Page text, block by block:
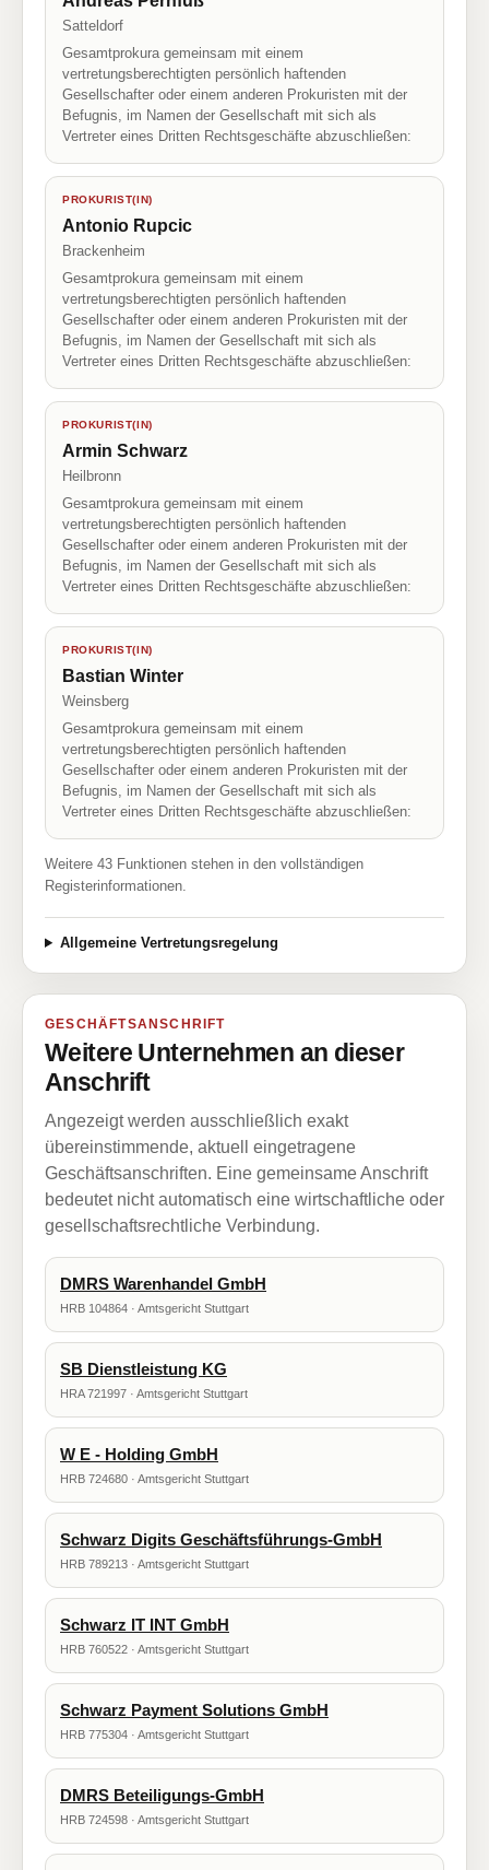
Satteldorf
Gesamtprokura gemeinsam mit einem
vertretungsberechtigten persönlich haftenden
Gesellschafter oder einem anderen Prokuristen mit der
Befugnis, im Namen der Gesellschaft mit sich als
Vertreter eines Dritten Rechtsgeschäfte abzuschließen:
PROKURIST(IN)
Antonio Rupcic
Brackenheim
Gesamtprokura gemeinsam mit einem
vertretungsberechtigten persönlich haftenden
Gesellschafter oder einem anderen Prokuristen mit der
Befugnis, im Namen der Gesellschaft mit sich als
Vertreter eines Dritten Rechtsgeschäfte abzuschließen:
PROKURIST(IN)
Armin Schwarz
Heilbronn
Gesamtprokura gemeinsam mit einem
vertretungsberechtigten persönlich haftenden
Gesellschafter oder einem anderen Prokuristen mit der
Befugnis, im Namen der Gesellschaft mit sich als
Vertreter eines Dritten Rechtsgeschäfte abzuschließen:
PROKURIST(IN)
Bastian Winter
Weinsberg
Gesamtprokura gemeinsam mit einem
vertretungsberechtigten persönlich haftenden
Gesellschafter oder einem anderen Prokuristen mit der
Befugnis, im Namen der Gesellschaft mit sich als
Vertreter eines Dritten Rechtsgeschäfte abzuschließen:
Weitere 43 Funktionen stehen in den vollständigen
Registerinformationen.
Allgemeine Vertretungsregelung
GESCHÄFTSANSCHRIFT
Weitere Unternehmen an dieser
Anschrift
Angezeigt werden ausschließlich exakt
übereinstimmende, aktuell eingetragene
Geschäftsanschriften. Eine gemeinsame Anschrift
bedeutet nicht automatisch eine wirtschaftliche oder
gesellschaftsrechtliche Verbindung.
DMRS Warenhandel GmbH
HRB 104864 · Amtsgericht Stuttgart
SB Dienstleistung KG
HRA 721997 · Amtsgericht Stuttgart
W E - Holding GmbH
HRB 724680 · Amtsgericht Stuttgart
Schwarz Digits Geschäftsführungs-GmbH
HRB 789213 · Amtsgericht Stuttgart
Schwarz IT INT GmbH
HRB 760522 · Amtsgericht Stuttgart
Schwarz Payment Solutions GmbH
HRB 775304 · Amtsgericht Stuttgart
DMRS Beteiligungs-GmbH
HRB 724598 · Amtsgericht Stuttgart